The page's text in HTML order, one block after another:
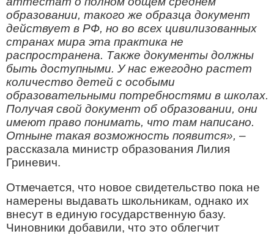
образовании, такого же образца документ
действует в РФ, но во всех цивилизованных
странах мира эта практика не
распространена. Также документы должны
быть доступными. У нас ежегодно растет
количество детей с особыми
образовательными потребностями в школах.
Получая свой документ об образовании, они
имеют право понимать, что там написано.
Отныне такая возможность появится», –
рассказала министр образования Лилия
Гриневич.
Отмечается, что новое свидетельство пока не
намерены выдавать школьникам, однако их
внесут в единую государственную базу.
Чиновники добавили, что это облегчит